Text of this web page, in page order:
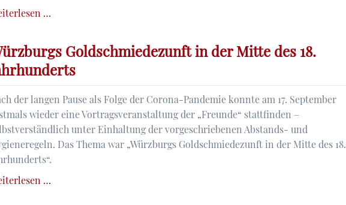
…
und
ihre
Herren
–
Die
(verschwundene)
Talburg
zu
Goldschmiedezunft in der Mitte des 18.
der langen Pause als Folge der Corona-Pandemie konnte am 17. September
wieder eine Vortragsveranstaltung der „Freunde“ stattfinden –
unter Einhaltung der vorgeschriebenen Abstands- und
Das Thema war „Würzburgs Goldschmiedezunft in der Mitte des 18.
…